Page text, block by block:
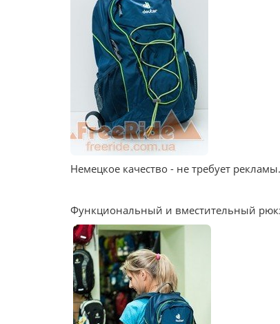
Немецкое качество - не требует рекламы.
Функциональный и вместительный